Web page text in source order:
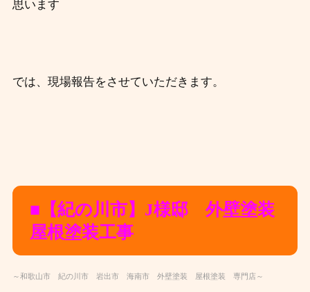
思います
では、現場報告をさせていただきます。
■【紀の川市】J様邸 外壁塗装
屋根塗装工事
～和歌山市 紀の川市 岩出市 海南市 外壁塗装 屋根塗装 専門店～